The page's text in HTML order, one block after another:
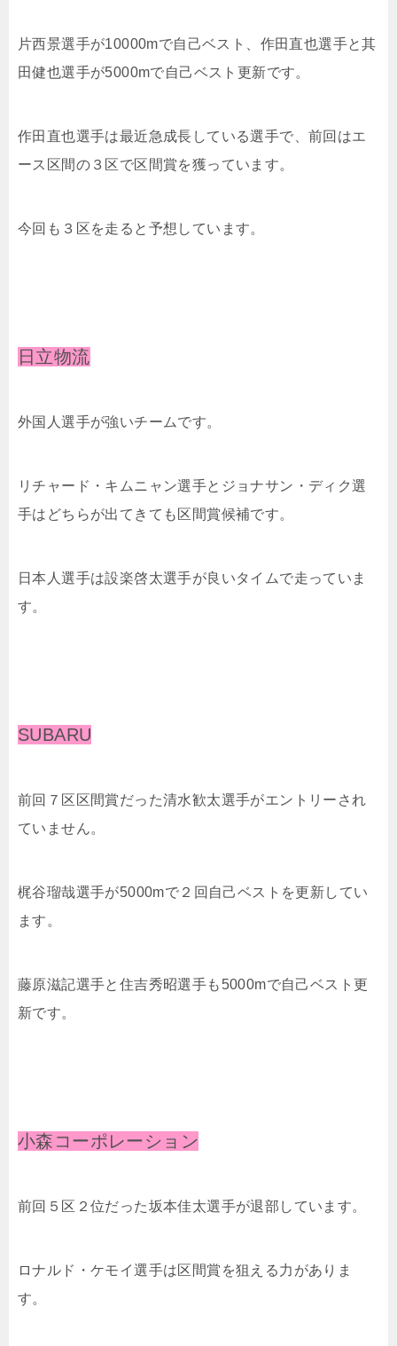
片西景選手が10000mで自己ベスト、作田直也選手と其
田健也選手が5000mで自己ベスト更新です。
作田直也選手は最近急成長している選手で、前回はエ
ース区間の３区で区間賞を獲っています。
今回も３区を走ると予想しています。
日立物流
外国人選手が強いチームです。
リチャード・キムニャン選手とジョナサン・ディク選
手はどちらが出てきても区間賞候補です。
日本人選手は設楽啓太選手が良いタイムで走っていま
す。
SUBARU
前回７区区間賞だった清水歓太選手がエントリーされ
ていません。
梶⾕瑠哉選手が5000mで２回自己ベストを更新してい
ます。
藤原滋記選手と住吉秀昭選手も5000mで自己ベスト更
新です。
小森コーポレーション
前回５区２位だった坂本佳太選手が退部しています。
ロナルド・ケモイ選手は区間賞を狙える力がありま
す。